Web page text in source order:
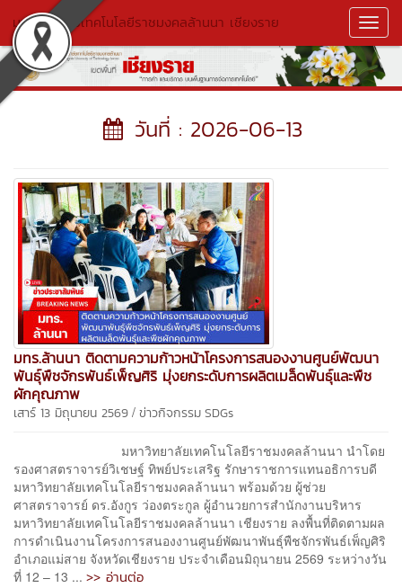
มหาวิทยาลัยเทคโนโลยีราชมงคลล้านนา เชียงราย
วันที่ : 2026-06-13
มทร.ล้านนา ติดตามความก้าวหน้าโครงการสนองงานศูนย์พัฒนา
พันธุ์พืชจักรพันธ์เพ็ญศิริ มุ่งยกระดับการผลิตเมล็ดพันธุ์และพืช
ผักคุณภาพ
เสาร์ 13 มิถุนายน 2569 / ข่าวกิจกรรมSDGs
มหาวิทยาลัยเทคโนโลยีราชมงคลล้านนา นำโดย
รองศาสตราจารย์วิเชษฐ์ ทิพย์ประเสริฐ รักษาราชการแทนอธิการบดี
มหาวิทยาลัยเทคโนโลยีราชมงคลล้านนา พร้อมด้วย ผู้ช่วย
ศาสตราจารย์ ดร.อังกูร ว่องตระกูล ผู้อำนวยการสำนักงานบริหาร
มหาวิทยาลัยเทคโนโลยีราชมงคลล้านนา เชียงราย ลงพื้นที่ติดตามผล
การดำเนินงานโครงการสนองงานศูนย์พัฒนาพันธุ์พืชจักรพันธ์เพ็ญศิริ
อำเภอแม่สาย จังหวัดเชียงราย ประจำเดือนมิถุนายน 2569 ระหว่างวัน
ที่ 12 – 13 ... >> อ่านต่อ